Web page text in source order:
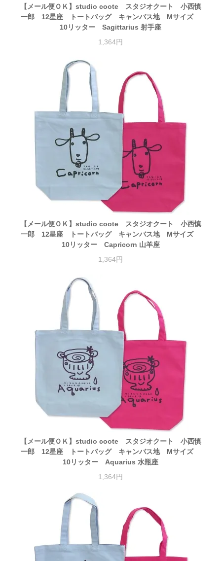
【メール便ＯＫ】studio coote スタジオクート 小西慎
一郎 12星座 トートバッグ キャンバス地 Mサイズ
10リッター Sagittarius 射手座
1,364円
【メール便ＯＫ】studio coote スタジオクート 小西慎
一郎 12星座 トートバッグ キャンバス地 Mサイズ
10リッター Capricorn 山羊座
1,364円
【メール便ＯＫ】studio coote スタジオクート 小西慎
一郎 12星座 トートバッグ キャンバス地 Mサイズ
10リッター Aquarius 水瓶座
1,364円